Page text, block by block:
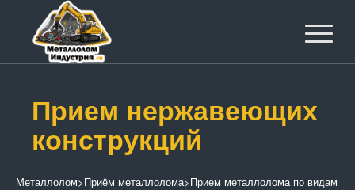
Прием нержавеющих
конструкций
Металлолом>Приём металлолома>Прием металлолома по видам